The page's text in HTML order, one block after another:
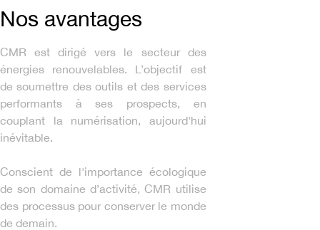
Nos avantages
CMR est dirigé vers le secteur des
énergies renouvelables. L’objectif est
de soumettre des outils et des services
performants à ses prospects, en
couplant la numérisation, aujourd'hui
inévitable.
Conscient de l'importance écologique
de son domaine d’activité, CMR utilise
des processus pour conserver le monde
de demain.